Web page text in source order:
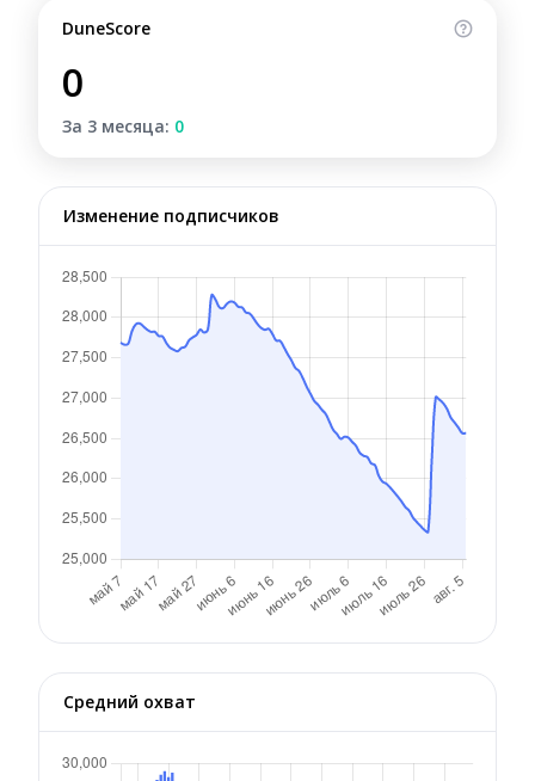
DuneScore
0
За 3 месяца: 0
Изменение подписчиков
Средний охват